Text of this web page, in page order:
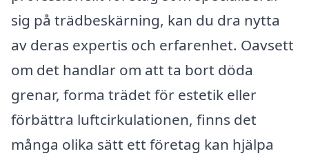
sig på trädbeskärning, kan du dra nytta
av deras expertis och erfarenhet. Oavsett
om det handlar om att ta bort döda
grenar, forma trädet för estetik eller
förbättra luftcirkulationen, finns det
många olika sätt ett företag kan hjälpa